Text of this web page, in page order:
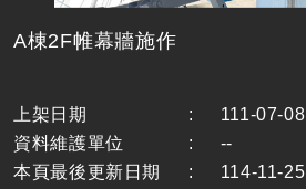
A棟2F帷幕牆施作
上架日期 :
111-07-08
資料維護單位
:
--
本頁最後更新日期
: 114-11-25